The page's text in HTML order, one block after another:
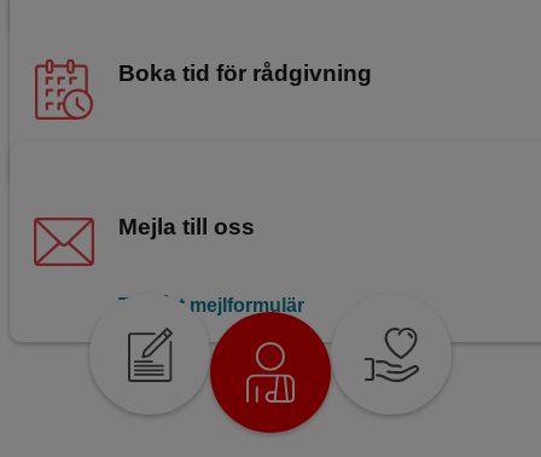
Boka tid för rådgivning
Mejla till oss
Till vårt mejlformulär